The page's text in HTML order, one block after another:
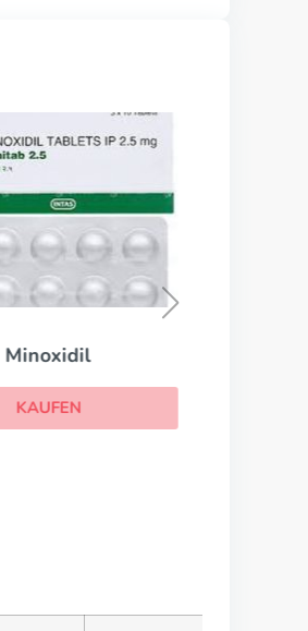
Minoxidil
KAUFEN